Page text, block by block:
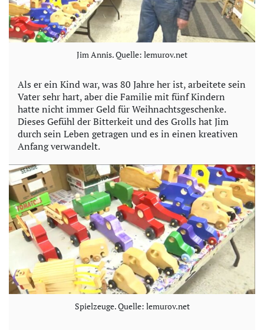
Jim Annis. Quelle: lemurov.net
Als er ein Kind war, was 80 Jahre her ist, arbeitete sein
Vater sehr hart, aber die Familie mit fünf Kindern
hatte nicht immer Geld für Weihnachtsgeschenke.
Dieses Gefühl der Bitterkeit und des Grolls hat Jim
durch sein Leben getragen und es in einen kreativen
Anfang verwandelt.
Spielzeuge. Quelle: lemurov.net